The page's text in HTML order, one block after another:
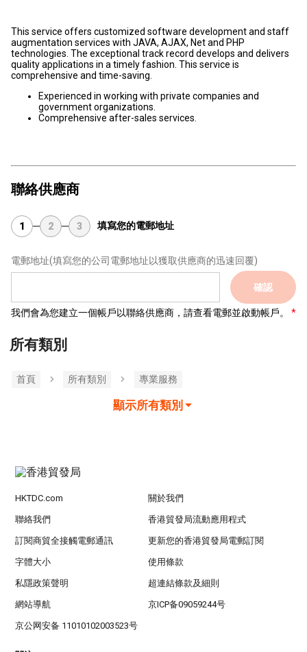
This service offers customized software development and staff
augmentation services with JAVA, AJAX, Net and PHP
technologies. The exceptional track record develops and delivers
quality applications in a timely fashion. This service is
comprehensive and time-saving.
Experienced in working with private companies and
government organizations.
Comprehensive after-sales services.
聯絡供應商
1 2 3 填寫您的電郵地址
電郵地址(填寫您的公司電郵地址以獲取供應商的迅速回覆)
確認
我們會為您建立一個帳戶以聯絡供應商，請查看電郵並啟動帳戶。
所有類別
首頁 所有類別 專業服務
顯示所有類別
HKTDC.com 關於我們
聯絡我們 香港貿發局流動應用程式
訂閱商貿全接觸電郵通訊 更新您的香港貿發局電郵訂閱
字體大小 使用條款
私隱政策聲明 超連結條款及細則
網站導航 京ICP备09059244号
京公网安备 11010102003523号